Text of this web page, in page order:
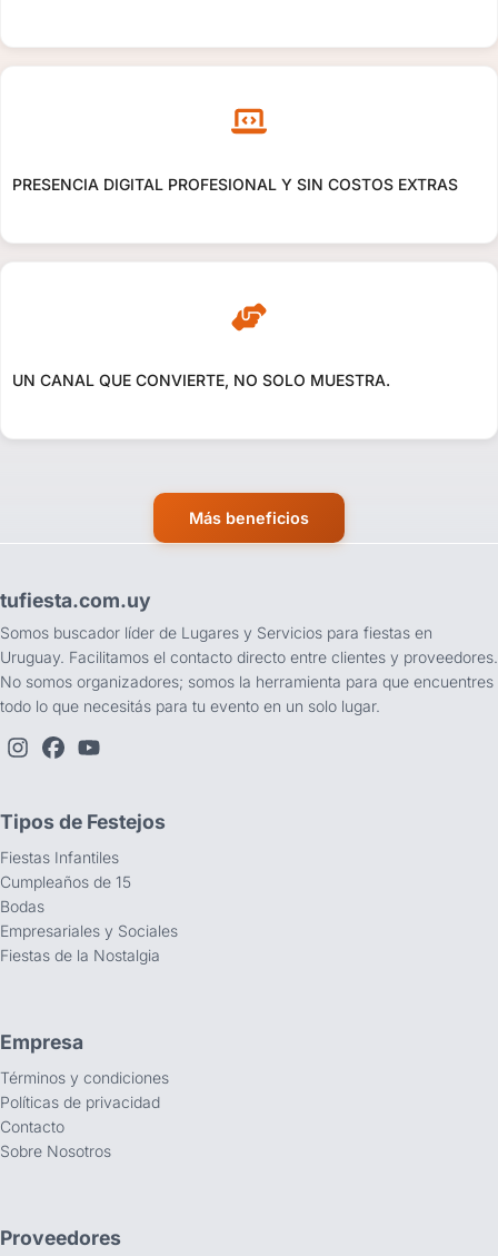
PRESENCIA DIGITAL PROFESIONAL Y SIN COSTOS EXTRAS
UN CANAL QUE CONVIERTE, NO SOLO MUESTRA.
Más beneficios
tufiesta.com.uy
Somos buscador líder de Lugares y Servicios para fiestas en
Uruguay. Facilitamos el contacto directo entre clientes y proveedores.
No somos organizadores; somos la herramienta para que encuentres
todo lo que necesitás para tu evento en un solo lugar.
Tipos de Festejos
Fiestas Infantiles
Cumpleaños de 15
Bodas
Empresariales y Sociales
Fiestas de la Nostalgia
Empresa
Términos y condiciones
Políticas de privacidad
Contacto
Sobre Nosotros
Proveedores